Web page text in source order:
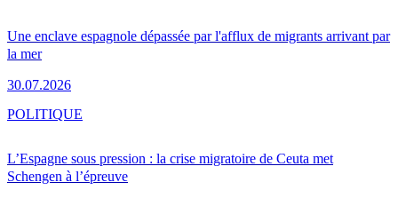
Une enclave espagnole dépassée par l'afflux de migrants arrivant par
la mer
30.07.2026
L’Espagne sous pression : la crise migratoire de Ceuta met
Schengen à l’épreuve
POLITIQUE